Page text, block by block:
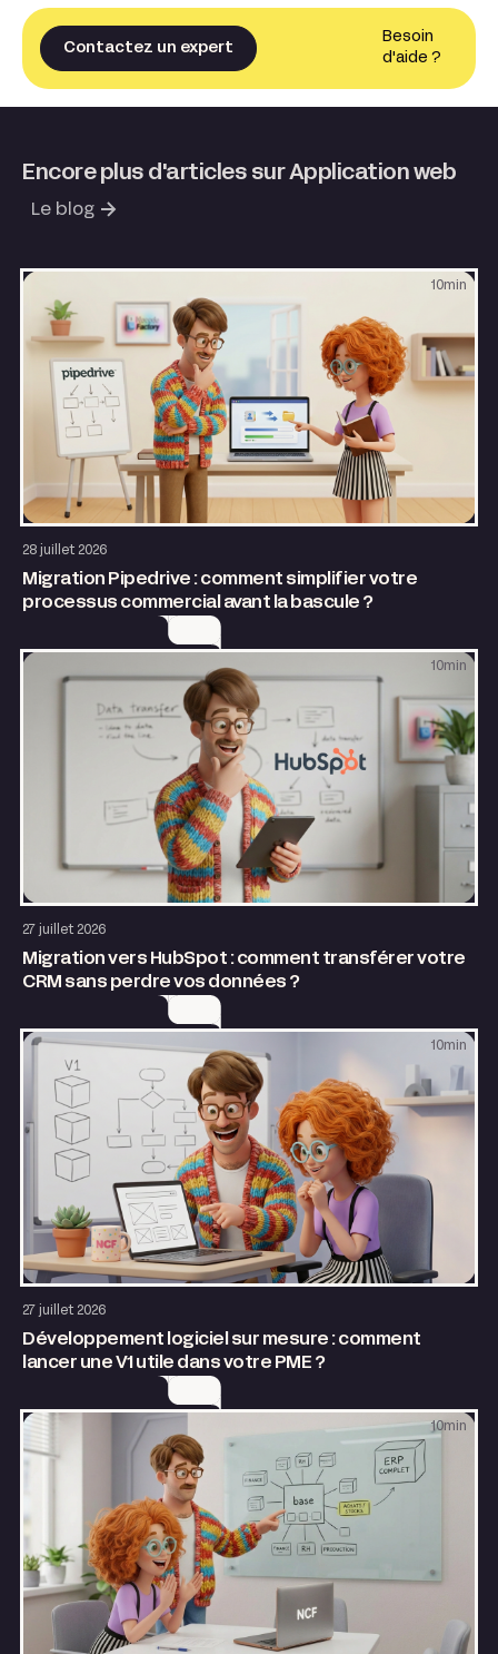
Besoin
d'aide ?
Contactez un expert
Encore plus d'articles sur Application web
Le blog
28 juillet 2026
Migration Pipedrive : comment simplifier votre
processus commercial avant la bascule ?
10 min
27 juillet 2026
Migration vers HubSpot : comment transférer votre
CRM sans perdre vos données ?
10 min
27 juillet 2026
Développement logiciel sur mesure : comment
lancer une V1 utile dans votre PME ?
10 min
10 min